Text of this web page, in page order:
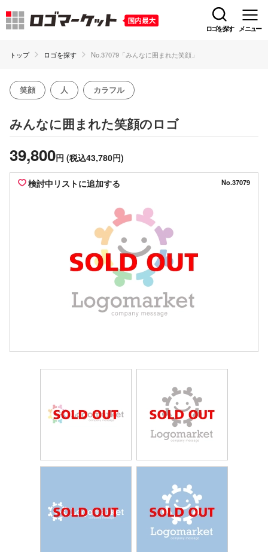
ロゴを探す メニュー
トップ ロゴを探す No.37079「みんなに囲まれた笑顔」
笑顔 人 カラフル
みんなに囲まれた笑顔のロゴ
39,800円 (税込43,780円)
検討中リストに追加する No.37079